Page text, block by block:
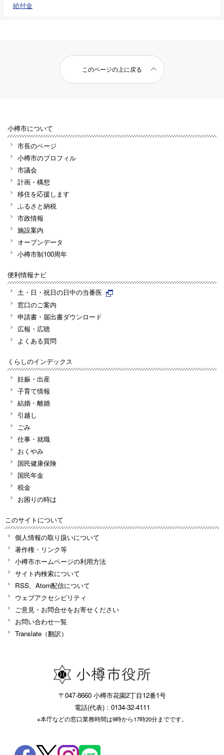
給付金
このページの上に戻る
小樽市について
市長のページ
小樽市のプロフィル
市議会
計画・構想
移住を応援します
ふるさと納税
市政情報
施設案内
オープンデータ
小樽市制100周年
便利情報ナビ
土・日・祝日の日中の当番医
窓口のご案内
申請書・届出書ダウンロード
広報・広聴
よくある質問
くらしのインデックス
妊娠・出産
子育て情報
結婚・離婚
引越し
ごみ
仕事・就職
おくやみ
国民健康保険
国民年金
税金
お困りの時は
このサイトについて
個人情報の取り扱いについて
著作権・リンク等
小樽市ホームページの利用方法
サイト内検索について
RSS、Atom配信について
ウェブアクセシビリティ
ご意見・お問合せをお寄せください
お問い合わせ一覧
Translate（翻訳）
〒047-8660 小樽市花園2丁目12番1号
電話(代表)：0134-32-4111
※本庁などの窓口業務時間は9時から17時20分までです。